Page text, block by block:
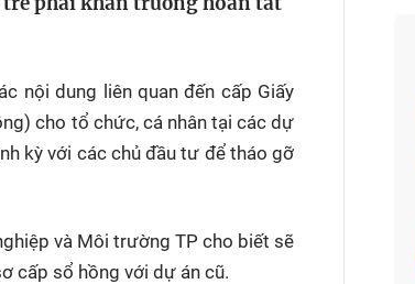
HTV Sự kiện
Ngày hội HTV
Innovation Fest
HTV Thể thao
Cúp Truyền hình
Cuộc đua offroad
HTV
nội dung liên quan đến cấp Giấy
cho tổ chức, cá nhân tại các dự
kỳ với các chủ đầu tư để tháo gỡ
và Môi trường TP cho biết sẽ
cấp sổ hồng với dự án cũ.